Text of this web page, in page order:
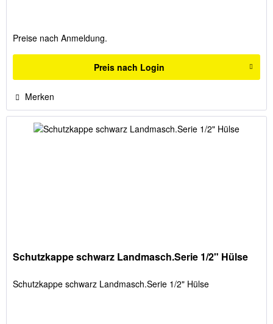
Preise nach Anmeldung.
Preis nach Login
Merken
Schutzkappe schwarz Landmasch.Serie 1/2" Hülse
Schutzkappe schwarz Landmasch.Serie 1/2" Hülse